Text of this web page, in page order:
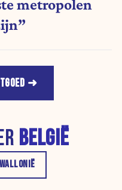
metropolen
BELGIË
WALLONIË